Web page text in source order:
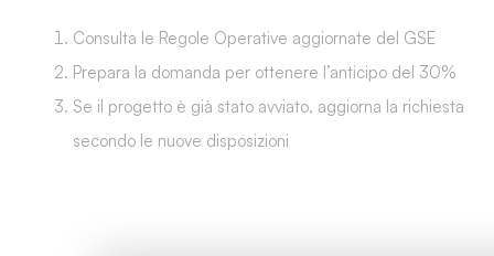
Consulta le Regole Operative aggiornate del GSE
Prepara la domanda per ottenere l’anticipo del 30%
Se il progetto è già stato avviato, aggiorna la richiesta
secondo le nuove disposizioni